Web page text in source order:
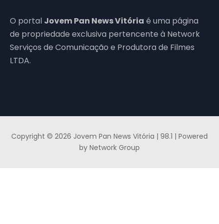
O portal Jovem Pan News Vitória é uma página
de propriedade exclusiva pertencente à Network
Serviços de Comunicação e Produtora de Filmes
LTDA.
Copyright © 2026 Jovem Pan News Vitória | 98.1 | Powered
by Network Group